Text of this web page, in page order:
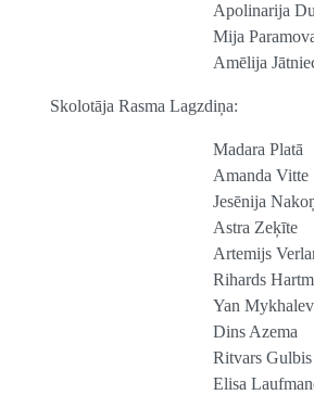
Apolinarija
Mija
Amēlija
Skolotāja Rasma Lagzdiņa:
Madara Platā
Amanda Vitte
Jesēnija
Astra Zeķīte
Artemijs
Rihards
Yan
Dins Azema
Ritvars Gulbis
Elisa